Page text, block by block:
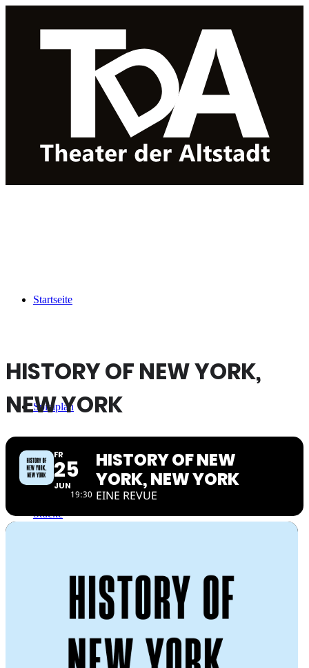
Startseite
Spielplan
Stücke
Premieren
HISTORY OF NEW YORK,
NEW YORK
FR
25
JUN
19:30
HISTORY OF NEW
YORK, NEW YORK
EINE REVUE